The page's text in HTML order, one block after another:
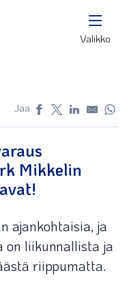
Valikko
Jaa
Mikkelin
ajankohtaisia, ja
on liikunnallista ja
riippumatta.